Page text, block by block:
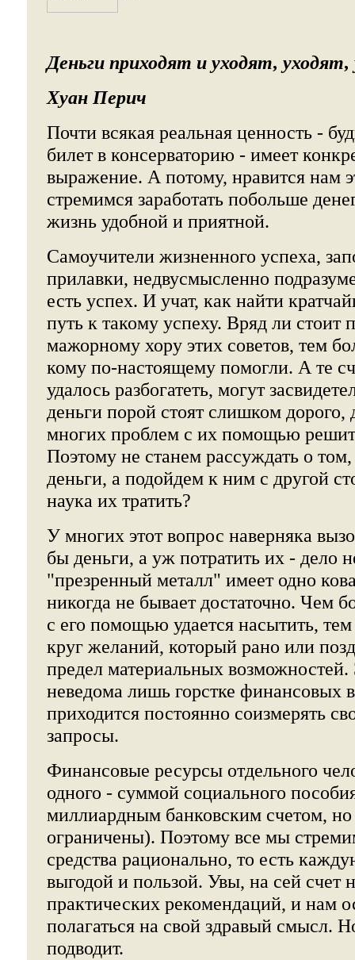
Деньги приходят и уходят, уходят,
Хуан Перич
Почти всякая реальная ценность -
билет в консерваторию - имеет
выражение. А потому, нравится нам
стремимся заработать побольше
жизнь удобной и приятной.
Самоучители жизненного успеха,
прилавки, недвусмысленно
есть успех. И учат, как найти
путь к такому успеху. Вряд ли стоит
мажорному хору этих советов, тем
кому по-настоящему помогли. А те
удалось разбогатеть, могут
деньги порой стоят слишком
многих проблем с их помощью
Поэтому не станем рассуждать о
деньги, а подойдем к ним с другой
наука их тратить?
У многих этот вопрос наверняка
бы деньги, а уж потратить их - дело
"презренный металл" имеет одно
никогда не бывает достаточно. Чем
с его помощью удается насытить,
круг желаний, который рано или
предел материальных
неведома лишь горстке финансовых
приходится постоянно соизмерять
запросы.
Финансовые ресурсы отдельного
одного - суммой социального
миллиардным банковским счетом, но
ограничены). Поэтому все мы
средства рационально, то есть
выгодой и пользой. Увы, на сей счет
практических рекомендаций, и нам
полагаться на свой здравый смысл.
подводит.